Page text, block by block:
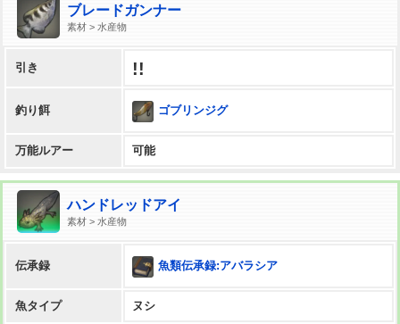
ブレードガンナー
素材 > 水産物
引き !!
釣り餌 ゴブリンジグ
万能ルアー 可能
ハンドレッドアイ
素材 > 水産物
伝承録 魚類伝承録:アバラシア
魚タイプ ヌシ